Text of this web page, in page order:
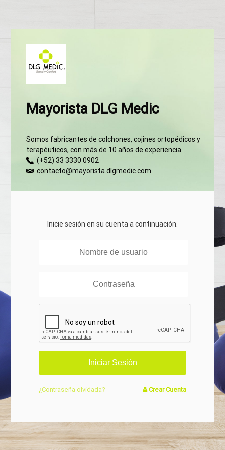
Mayorista DLG Medic
Somos fabricantes de colchones, cojines ortopédicos y
terapéuticos, con más de 10 años de experiencia.
(+52) 33 3330 0902
contacto@mayorista.dlgmedic.com
Inicie sesión en su cuenta a continuación.
¿Contraseña olvidada? Crear Cuenta